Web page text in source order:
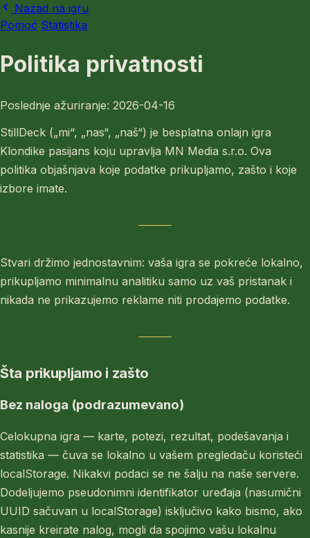
Nazad na igru
Pomoć Statistika
Politika privatnosti
Poslednje ažuriranje: 2026-04-16
StillDeck („mi“, „nas“, „naš“) je besplatna onlajn igra
Klondike pasijans koju upravlja MN Media s.r.o. Ova
politika objašnjava koje podatke prikupljamo, zašto i koje
izbore imate.
Stvari držimo jednostavnim: vaša igra se pokreće lokalno,
prikupljamo minimalnu analitiku samo uz vaš pristanak i
nikada ne prikazujemo reklame niti prodajemo podatke.
Šta prikupljamo i zašto
Bez naloga (podrazumevano)
Celokupna igra — karte, potezi, rezultat, podešavanja i
statistika — čuva se lokalno u vašem pregledaču koristeći
localStorage. Nikakvi podaci se ne šalju na naše servere.
Dodeljujemo pseudonimni identifikator uređaja (nasumični
UUID sačuvan u localStorage) isključivo kako bismo, ako
kasnije kreirate nalog, mogli da spojimo vašu lokalnu